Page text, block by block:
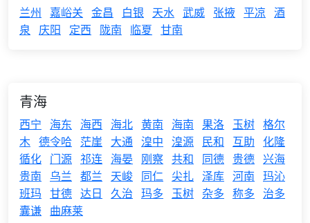
兰州 嘉峪关 金昌 白银 天水 武威 张掖 平凉 酒
泉
庆阳 定西 陇南 临夏 甘南
青海
西宁 海东 海西 海北 黄南 海南 果洛 玉树 格尔
木 德令哈 茫崖 大通 湟中 湟源 民和 互助 化隆
循化 门源 祁连 海晏 刚察 共和 同德 贵德 兴海
贵南
乌兰 都兰 天峻 同仁 尖扎 泽库 河南 玛沁
班玛 甘德 达日 久治 玛多 玉树 杂多 称多
治多
囊谦 曲麻莱